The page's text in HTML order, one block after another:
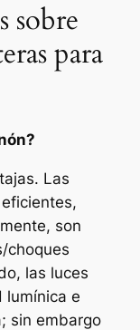
sobre
para
Las
son
choques
las luces
lumínica e
sin embargo